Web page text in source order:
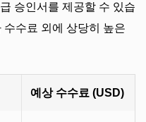
승인서를 제공할 수 있습
수료 외에 상당히 높은
예상 수수료 (USD)